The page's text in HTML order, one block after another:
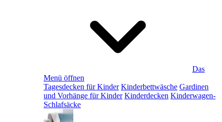
Das
Menü öffnen
Tagesdecken für Kinder Kinderbettwäsche Gardinen
und Vorhänge für Kinder Kinderdecken Kinderwagen-
Schlafsäcke